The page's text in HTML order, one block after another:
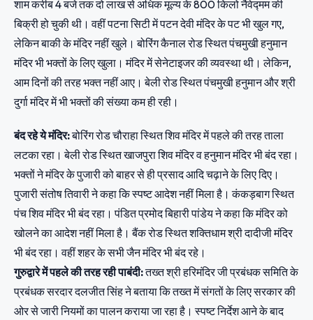
शाम करीब 4 बजे तक दो लाख से अधिक मूल्य के 800 किलो नैवेद्मम की
बिक्री हो चुकी थी। वहीं पटना सिटी में पटन देवी मंदिर के पट भी खुल गए,
लेकिन बाकी के मंदिर नहीं खुले। बोरिंग कैनाल रोड स्थित पंचमुखी हनुमान
मंदिर भी भक्तों के लिए खुला। मंदिर में सेनेटाइजर की व्यवस्था थी। लेकिन,
आम दिनों की तरह भक्त नहीं आए। बेली रोड स्थित पंचमुखी हनुमान और श्री
दुर्गा मंदिर में भी भक्तों की संख्या कम ही रही।
बंद रहे ये मंदिर:बोरिंग रोड चौराहा स्थित शिव मंदिर में पहले की तरह ताला
लटका रहा। बेली रोड स्थित खाजपुरा शिव मंदिर व हनुमान मंदिर भी बंद रहा।
भक्तों ने मंदिर के पुजारी को बाहर से ही प्रसाद आदि चढ़ाने के लिए दिए।
पुजारी संतोष तिवारी ने कहा कि स्पष्ट आदेश नहीं मिला है। कंकड़बाग स्थित
पंच शिव मंदिर भी बंद रहा। पंडित प्रमोद बिहारी पांडेय ने कहा कि मंदिर को
खोलने का आदेश नहीं मिला है। बैंक रोड स्थित शक्तिधाम श्री दादीजी मंदिर
भी बंद रहा। वहीं शहर के सभी जैन मंदिर भी बंद रहे।
गुरुद्वारे में पहले की तरह रही पाबंदी:तख्त श्री हरिमंदिर जी प्रबंधक समिति के
प्रबंधक सरदार दलजीत सिंह ने बताया कि तख्त में संगतों के लिए सरकार की
ओर से जारी नियमों का पालन कराया जा रहा है। स्पष्ट निर्देश आने के बाद